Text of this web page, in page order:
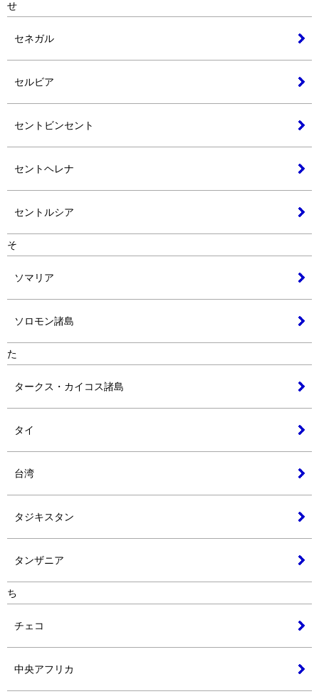
せ
セネガル
セルビア
セントビンセント
セントヘレナ
セントルシア
そ
ソマリア
ソロモン諸島
た
タークス・カイコス諸島
タイ
台湾
タジキスタン
タンザニア
ち
チェコ
中央アフリカ